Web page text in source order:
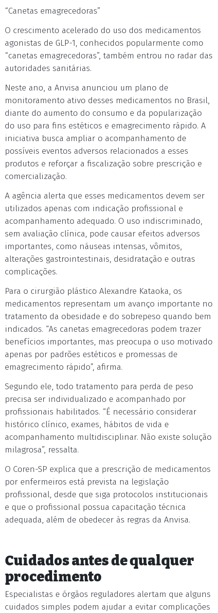
“Canetas emagrecedoras”
O crescimento acelerado do uso dos medicamentos
agonistas de GLP-1, conhecidos popularmente como
“canetas emagrecedoras”, também entrou no radar das
autoridades sanitárias.
Neste ano, a Anvisa anunciou um plano de
monitoramento ativo desses medicamentos no Brasil,
diante do aumento do consumo e da popularização
do uso para fins estéticos e emagrecimento rápido. A
iniciativa busca ampliar o acompanhamento de
possíveis eventos adversos relacionados a esses
produtos e reforçar a fiscalização sobre prescrição e
comercialização.
A agência alerta que esses medicamentos devem ser
utilizados apenas com indicação profissional e
acompanhamento adequado. O uso indiscriminado,
sem avaliação clínica, pode causar efeitos adversos
importantes, como náuseas intensas, vômitos,
alterações gastrointestinais, desidratação e outras
complicações.
Para o cirurgião plástico Alexandre Kataoka, os
medicamentos representam um avanço importante no
tratamento da obesidade e do sobrepeso quando bem
indicados. “As canetas emagrecedoras podem trazer
benefícios importantes, mas preocupa o uso motivado
apenas por padrões estéticos e promessas de
emagrecimento rápido”, afirma.
Segundo ele, todo tratamento para perda de peso
precisa ser individualizado e acompanhado por
profissionais habilitados. “É necessário considerar
histórico clínico, exames, hábitos de vida e
acompanhamento multidisciplinar. Não existe solução
milagrosa”, ressalta.
O Coren-SP explica que a prescrição de medicamentos
por enfermeiros está prevista na legislação
profissional, desde que siga protocolos institucionais
e que o profissional possua capacitação técnica
adequada, além de obedecer às regras da Anvisa.
Cuidados antes de qualquer
procedimento
Especialistas e órgãos reguladores alertam que alguns
cuidados simples podem ajudar a evitar complicações